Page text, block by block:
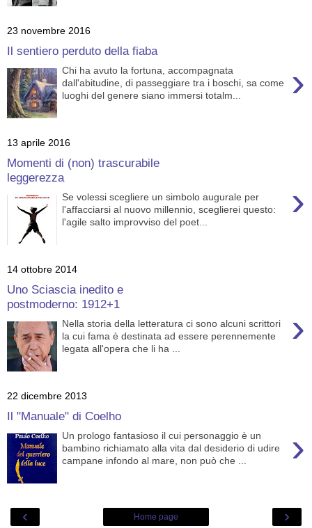
23 novembre 2016
Il sentiero perduto della fiaba
›
Chi ha avuto la fortuna, accompagnata
dall'abitudine, di passeggiare tra i boschi, sa come
luoghi del genere siano immersi totalm...
13 aprile 2016
Momenti di (non) trascurabile
leggerezza
›
Se volessi scegliere un simbolo augurale per
l'affacciarsi al nuovo millennio, sceglierei questo:
l'agile salto improvviso del poet...
14 ottobre 2014
Uno Sciascia inedito e
postmoderno: 1912+1
›
Nella storia della letteratura ci sono alcuni scrittori
la cui fama è destinata ad essere perennemente
legata all'opera che li ha ...
22 dicembre 2013
Il "Manuale" di Coelho
›
Un prologo fantasioso il cui personaggio è un
bambino richiamato alla vita dal desiderio di udire
campane infondo al mare, non può che ...
‹ ›
Home page